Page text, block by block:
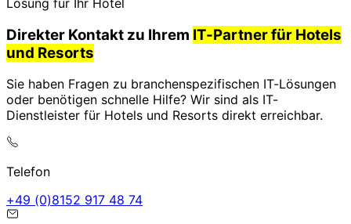
Direkter Kontakt zu Ihrem IT-Partner für Hotels
und Resorts
Sie haben Fragen zu branchenspezifischen IT-Lösungen
oder benötigen schnelle Hilfe? Wir sind als IT-
Dienstleister für Hotels und Resorts direkt erreichbar.
Telefon
47 84 719 2518(0) 94+